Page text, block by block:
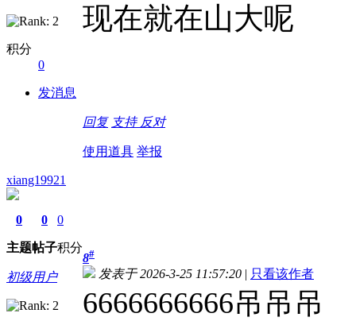
积分
0
发消息
现在就在山大呢
回复 支持 反对
使用道具 举报
xiang19921
0
主题
0
帖子
0
积分
初级用户
8#
发表于 2026-3-25 11:57:20 | 只看该作者
6666666666吊吊吊